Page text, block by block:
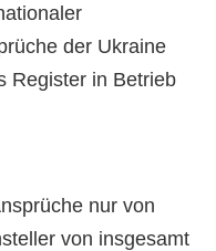
der Ukraine
Register in Betrieb
nur von
von insgesamt